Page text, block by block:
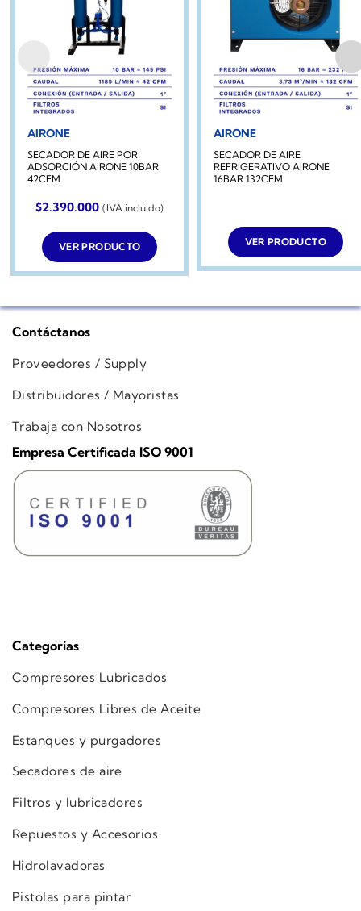
AIRONE
SECADOR DE AIRE POR
ADSORCIÓN AIRONE 10BAR
42CFM
$2.390.000 (IVA incluido)
VER PRODUCTO
AIRONE
SECADOR DE AIRE
REFRIGERATIVO AIRONE
16BAR 132CFM
VER PRODUCTO
Categorías
Compresores Lubricados
Compresores Libres de Aceite
Estanques y purgadores
Secadores de aire
Filtros y lubricadores
Repuestos y Accesorios
Hidrolavadoras
Pistolas para pintar
Contáctanos
Proveedores / Supply
Distribuidores / Mayoristas
Trabaja con Nosotros
Empresa Certificada ISO 9001